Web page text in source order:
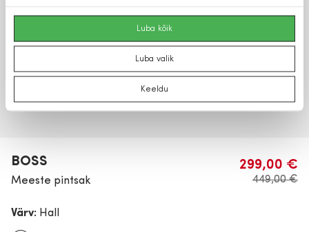
Luba kõik
Luba valik
Keeldu
BOSS
Meeste pintsak
299,00 €
449,00 €
Värv: Hall